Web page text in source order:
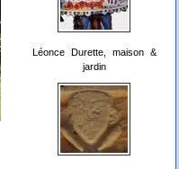
Léonce Durette, maison &
jardin